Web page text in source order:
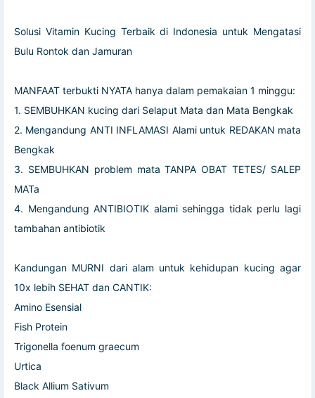
Solusi Vitamin Kucing Terbaik di Indonesia untuk Mengatasi
Bulu Rontok dan Jamuran
MANFAAT terbukti NYATA hanya dalam pemakaian 1 minggu:
1. SEMBUHKAN kucing dari Selaput Mata dan Mata Bengkak
2. Mengandung ANTI INFLAMASI Alami untuk REDAKAN mata
Bengkak
3. SEMBUHKAN problem mata TANPA OBAT TETES/ SALEP
MATa
4. Mengandung ANTIBIOTIK alami sehingga tidak perlu lagi
tambahan antibiotik
Kandungan MURNI dari alam untuk kehidupan kucing agar
10x lebih SEHAT dan CANTIK:
Amino Esensial
Fish Protein
Trigonella foenum graecum
Urtica
Black Allium Sativum